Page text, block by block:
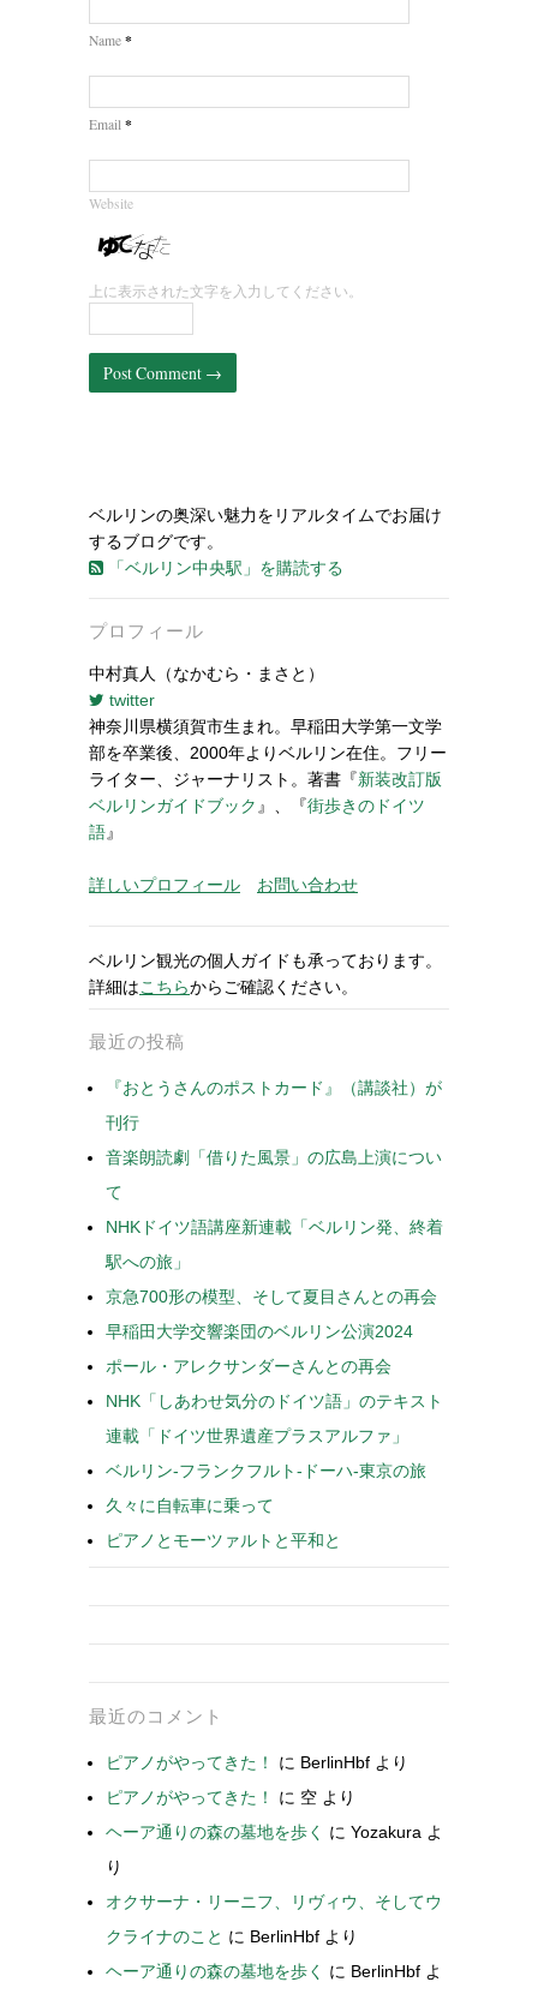
Name *
Email *
Website
上に表示された文字を入力してください。
ベルリンの奥深い魅力をリアルタイムでお届け
するブログです。
「ベルリン中央駅」を購読する
プロフィール
中村真人（なかむら・まさと）
twitter
神奈川県横須賀市生まれ。早稲田大学第一文学
部を卒業後、2000年よりベルリン在住。フリー
ライター、ジャーナリスト。著書『新装改訂版
ベルリンガイドブック 』、『街歩きのドイツ
語』
詳しいプロフィール お問い合わせ
ベルリン観光の個人ガイドも承っております。
詳細はこちらからご確認ください。
最近の投稿
『おとうさんのポストカード』（講談社）が
刊行
音楽朗読劇「借りた風景」の広島上演につい
て
NHKドイツ語講座新連載「ベルリン発、終着
駅への旅」
京急700形の模型、そして夏目さんとの再会
早稲田大学交響楽団のベルリン公演2024
ポール・アレクサンダーさんとの再会
NHK「しあわせ気分のドイツ語」のテキスト
連載「ドイツ世界遺産プラスアルファ」
ベルリン-フランクフルト-ドーハ-東京の旅
久々に自転車に乗って
ピアノとモーツァルトと平和と
最近のコメント
ピアノがやってきた！ に BerlinHbf より
ピアノがやってきた！
に 空 より
ヘーア通りの森の墓地を歩く
に Yozakura よ
り
オクサーナ・リーニフ、リヴィウ、そしてウ
クライナのこと に BerlinHbf より
ヘーア通りの森の墓地を歩く
に BerlinHbf よ